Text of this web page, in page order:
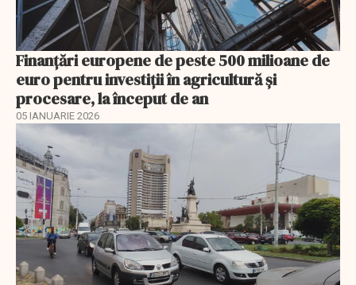
Finanţări europene de peste 500 milioane de
euro pentru investiţii în agricultură şi
procesare, la început de an
05 IANUARIE 2026